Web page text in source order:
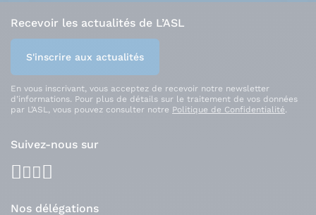
Recevoir les actualités de L’ASL
S'inscrire aux actualités
En vous inscrivant, vous acceptez de recevoir notre newsletter
d’informations. Pour plus de détails sur le traitement de vos données
par L’ASL, vous pouvez consulter notre Politique de Confidentialité.
Suivez-nous sur
facebook
instagram
linkedin
Nos délégations